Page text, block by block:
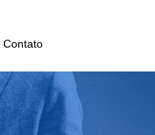
Contato